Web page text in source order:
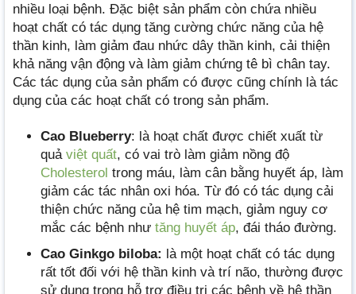
nhiều loại bệnh. Đặc biệt sản phẩm còn chứa nhiều
hoạt chất có tác dụng tăng cường chức năng của hệ
thần kinh, làm giảm đau nhức dây thần kinh, cải thiện
khả năng vận động và làm giảm chứng tê bì chân tay.
Các tác dụng của sản phẩm có được cũng chính là tác
dụng của các hoạt chất có trong sản phẩm.
Cao Blueberry: là hoạt chất được chiết xuất từ
quả việt quất, có vai trò làm giảm nồng độ
Cholesterol trong máu, làm cân bằng huyết áp, làm
giảm các tác nhân oxi hóa. Từ đó có tác dụng cải
thiện chức năng của hệ tim mạch, giảm nguy cơ
mắc các bệnh như tăng huyết áp, đái tháo đường.
Cao Ginkgo biloba: là một hoạt chất có tác dụng
rất tốt đối với hệ thần kinh và trí não, thường được
sử dụng trong hỗ trợ điều trị các bệnh về hệ thần